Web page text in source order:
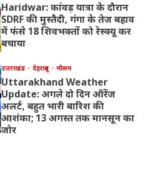
Haridwar: कांवड़ यात्रा के दौरान
SDRF की मुस्तैदी, गंगा के तेज बहाव
में फंसे 18 शिवभक्तों को रेस्क्यू कर
बचाया
उत्तराखंड देहरादून मौसम
Uttarakhand Weather
Update: अगले दो दिन ऑरेंज
अलर्ट, बहुत भारी बारिश की
आशंका; 13 अगस्त तक मानसून का
जोर